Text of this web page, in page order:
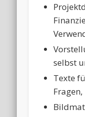
selbst
Texte
Fragen,